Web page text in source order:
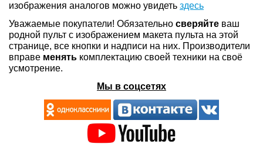
изображения аналогов можно увидеть здесь
Уважаемые покупатели! Обязательно сверяйте ваш
родной пульт с изображением макета пульта на этой
странице, все кнопки и надписи на них. Производители
вправе менять комплектацию своей техники на своё
усмотрение.
Мы в соцсетях